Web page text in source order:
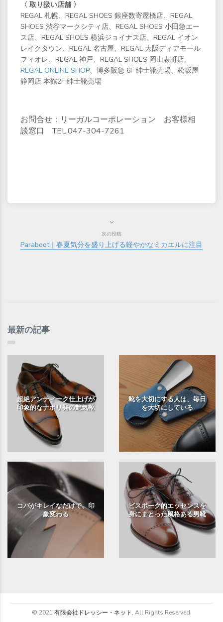
〈 取り扱い店舗 〉
REGAL 札幌、REGAL SHOES 銀座数寄屋橋店、REGAL
SHOES 渋谷マークシティ店、REGAL SHOES 小田急エー
ス店、REGAL SHOES 横浜ジョイナス店、REGAL イオン
レイクタウン、REGAL 名古屋、REGAL 大阪ディアモール
フィオレ、REGAL 神戸、REGAL SHOES 岡山表町店、
REGAL ONLINE SHOP、博多阪急 6F 紳士靴売場、松坂屋
静岡店 本館2F 紳士靴売場
お問合せ：リーガルコーポレーション お客様相
談窓口 TEL.047-304-7261
次の投稿
Paraboot｜春夏気分を盛り上げる軽やかなミカエルに注目
最新の記事
超絶アンティーク仕上げが
印象的なナポリ発の艶気靴
靴を大切にする人は、毎日
を大切にしている
コバがキレイなだけで、印
象変わる
ビスポーク的エッセンスを
身にまとった風格ある男靴
© 2021 有限会社ドレッシー・ネット. All Rights Reserved.